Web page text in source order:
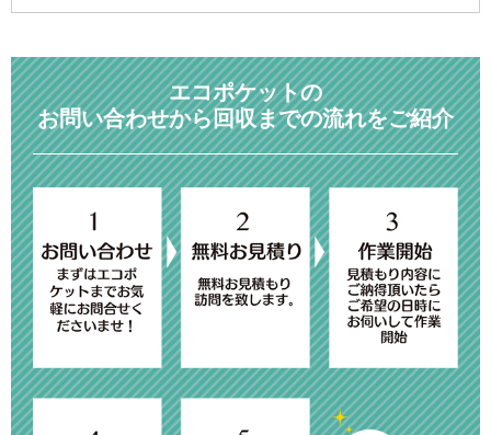
エコポケットの
お問い合わせから回収までの流れをご紹介